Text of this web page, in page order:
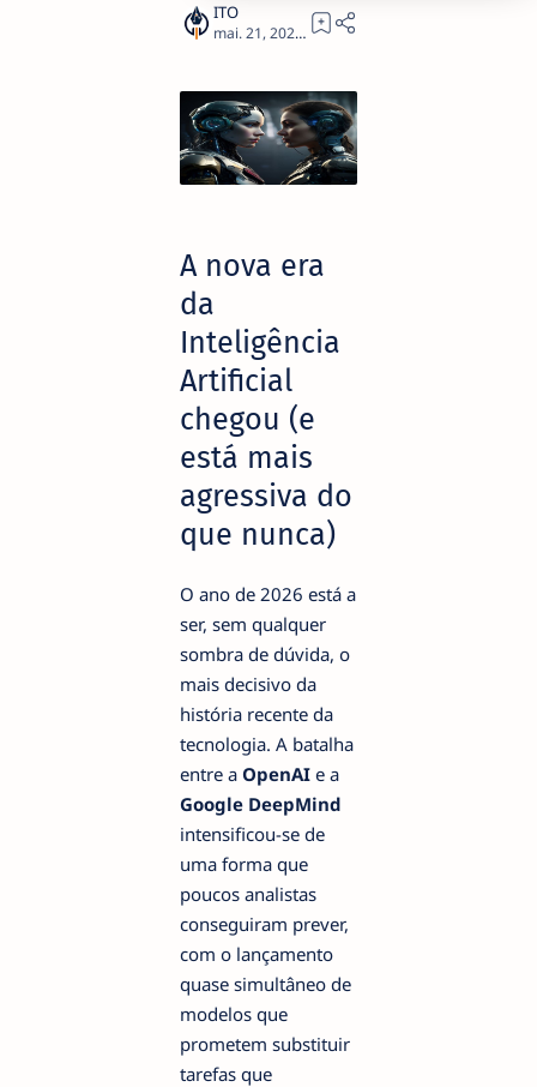
3
A nova era
da
Inteligência
Artificial
chegou (e
está mais
agressiva do
que nunca)
O ano de 2026 está a
ser, sem qualquer
sombra de dúvida, o
mais decisivo da
história recente da
tecnologia. A batalha
entre a OpenAI e a
Google DeepMind
intensificou-se de
uma forma que
poucos analistas
conseguiram prever,
com o lançamento
quase simultâneo de
modelos que
prometem substituir
tarefas que